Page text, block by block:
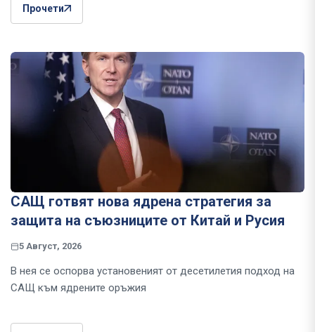
Прочети
САЩ готвят нова ядрена стратегия за
защита на съюзниците от Китай и Русия
5 Август, 2026
В нея се оспорва установеният от десетилетия подход на
САЩ към ядрените оръжия